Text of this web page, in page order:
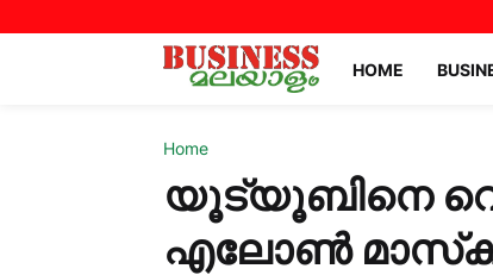
HOME
Home
യൂട്യൂബിനെ
എലോൺ